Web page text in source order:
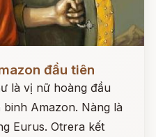
đầu tiên
là vị nữ hoàng đầu
Amazon. Nàng là
Eurus. Otrera kết